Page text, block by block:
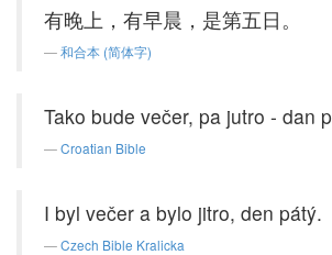
有晚上，有早晨，是第五日。
和合本 (简体字)
Tako bude večer, pa jutro - dan
Croatian Bible
I byl večer a bylo jitro, den pátý.
Czech Bible Kralicka